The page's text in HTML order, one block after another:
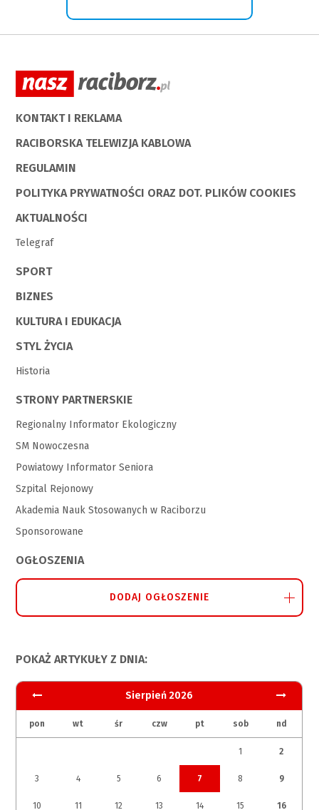
KONTAKT I REKLAMA
RACIBORSKA TELEWIZJA KABLOWA
REGULAMIN
POLITYKA PRYWATNOŚCI ORAZ DOT. PLIKÓW COOKIES
AKTUALNOŚCI
Telegraf
SPORT
BIZNES
KULTURA I EDUKACJA
STYL ŻYCIA
Historia
STRONY PARTNERSKIE
Regionalny Informator Ekologiczny
SM Nowoczesna
Powiatowy Informator Seniora
Szpital Rejonowy
Akademia Nauk Stosowanych w Raciborzu
Sponsorowane
OGŁOSZENIA
DODAJ OGŁOSZENIE
POKAŻ ARTYKUŁY Z DNIA:
Sierpień 2026
pon wt śr czw pt sob nd
1 2
3 4 5 6 7 8 9
10 11 12 13 14 15 16